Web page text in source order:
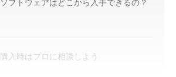
購入時はプロに相談しよう